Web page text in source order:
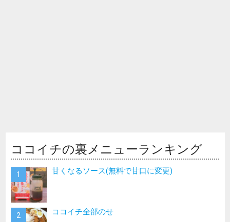
ココイチの裏メニューランキング
甘くなるソース(無料で甘口に変更)
ココイチ全部のせ